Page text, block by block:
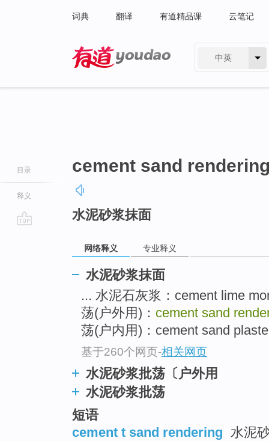
词典 翻译 有道精品课 云笔记
中英
目录
释义
cement sand
水泥砂浆抹面
网络释义 专业释义
水泥砂浆抹面
... 水泥石灰浆：cement lime
荡(户外用)： cement sand
荡(户内用)：cement sand
基于260个网页-相关网页
水泥砂浆批荡〔户外用
水泥砂浆批荡
短语
cement t sand rendering 水泥